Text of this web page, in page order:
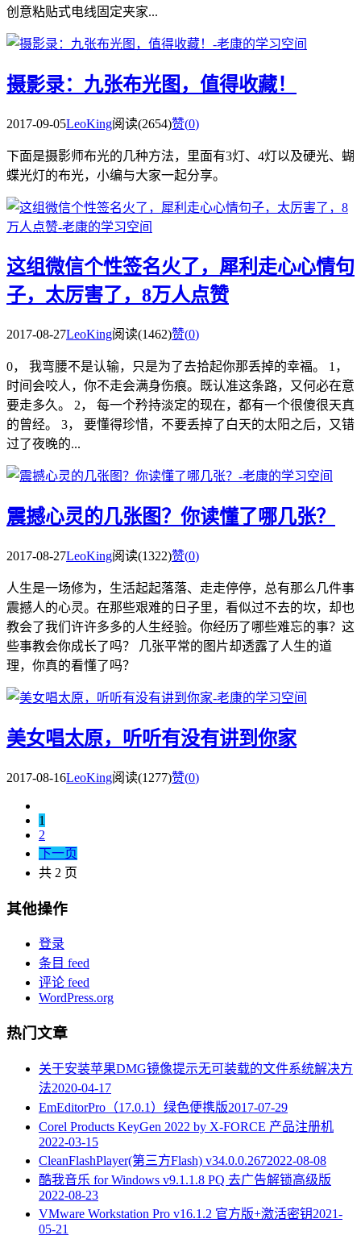
创意粘贴式电线固定夹家...
摄影录：九张布光图，值得收藏！
2017-09-05LeoKing阅读(2654)赞(0)
下面是摄影师布光的几种方法，里面有3灯、4灯以及硬光、蝴
蝶光灯的布光，小编与大家一起分享。
这组微信个性签名火了，犀利走心心情句
子，太厉害了，8万人点赞
2017-08-27LeoKing阅读(1462)赞(0)
0， 我弯腰不是认输，只是为了去拾起你那丢掉的幸福。 1，
时间会咬人，你不走会满身伤痕。既认准这条路，又何必在意
要走多久。 2， 每一个矜持淡定的现在，都有一个很傻很天真
的曾经。 3， 要懂得珍惜，不要丢掉了白天的太阳之后，又错
过了夜晚的...
震撼心灵的几张图？你读懂了哪几张？
2017-08-27LeoKing阅读(1322)赞(0)
人生是一场修为，生活起起落落、走走停停，总有那么几件事
震撼人的心灵。在那些艰难的日子里，看似过不去的坎，却也
教会了我们许许多多的人生经验。你经历了哪些难忘的事？这
些事教会你成长了吗？ 几张平常的图片却透露了人生的道
理，你真的看懂了吗？
美女唱太原，听听有没有讲到你家
2017-08-16LeoKing阅读(1277)赞(0)
1
2
下一页
共 2 页
其他操作
登录
条目 feed
评论 feed
WordPress.org
热门文章
关于安装苹果DMG镜像提示无可装载的文件系统解决方
法2020-04-17
EmEditorPro（17.0.1）绿色便携版2017-07-29
Corel Products KeyGen 2022 by X-FORCE 产品注册机
2022-03-15
CleanFlashPlayer(第三方Flash) v34.0.0.2672022-08-08
酷我音乐 for Windows v9.1.1.8 PQ 去广告解锁高级版
2022-08-23
VMware Workstation Pro v16.1.2 官方版+激活密钥2021-
05-21